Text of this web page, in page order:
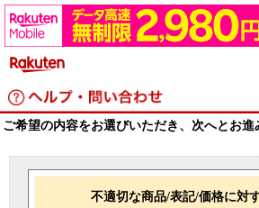
ご希望の内容をお選びいただき、次へとお進
不適切な商品/表記/価格に対